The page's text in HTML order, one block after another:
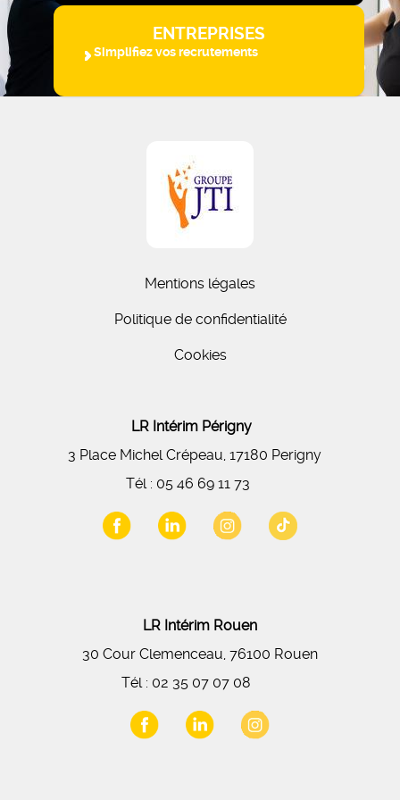
ENTREPRISES
Simplifiez vos recrutements
Mentions légales
Politique de confidentialité
Cookies
LR Intérim Périgny
3 Place Michel Crépeau, 17180 Perigny
Tél : 05 46 69 11 73
LR Intérim Rouen
30 Cour Clemenceau, 76100 Rouen
Tél : 02 35 07 07 08